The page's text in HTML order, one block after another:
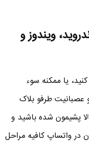
ویندوز و
یا ممکنه سوء
طرفو بلاک
پشیمون شده باشید و
در واتساپ کافیه مراحل